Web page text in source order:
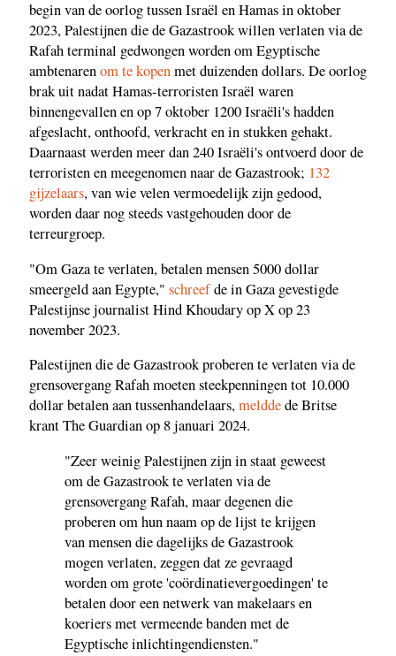
begin van de oorlog tussen Israël en Hamas in oktober
2023, Palestijnen die de Gazastrook willen verlaten via de
Rafah terminal gedwongen worden om Egyptische
ambtenarenom te kopenmet duizenden dollars. De oorlog
brak uit nadat Hamas-terroristen Israël waren
binnengevallen en op 7 oktober 1200 Israëli's hadden
afgeslacht, onthoofd, verkracht en in stukken gehakt.
Daarnaast werden meer dan 240 Israëli's ontvoerd door de
terroristen en meegenomen naar de Gazastrook; 132
gijzelaars, van wie velen vermoedelijk zijn gedood,
worden daar nog steeds vastgehouden door de
terreurgroep.
"Om Gaza te verlaten, betalen mensen 5000 dollar
smeergeld aan Egypte," schreefde in Gaza gevestigde
Palestijnse journalist Hind Khoudary op X op 23
november 2023.
Palestijnen die de Gazastrook proberen te verlaten via de
grensovergang Rafah moeten steekpenningen tot 10.000
dollar betalen aan tussenhandelaars,melddede Britse
krant The Guardian op 8 januari 2024.
"Zeer weinig Palestijnen zijn in staat geweest
om de Gazastrook te verlaten via de
grensovergang Rafah, maar degenen die
proberen om hun naam op de lijst te krijgen
van mensen die dagelijks de Gazastrook
mogen verlaten, zeggen dat ze gevraagd
worden om grote 'coördinatievergoedingen' te
betalen door een netwerk van makelaars en
koeriers met vermeende banden met de
Egyptische inlichtingendiensten."